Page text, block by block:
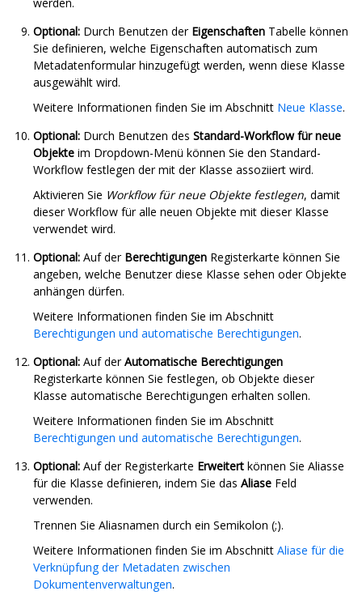
werden.
Optional: Durch Benutzen der Eigenschaften Tabelle können
Sie definieren, welche Eigenschaften automatisch zum
Metadatenformular hinzugefügt werden, wenn diese Klasse
ausgewählt wird.
Weitere Informationen finden Sie im Abschnitt Neue Klasse.
Optional: Durch Benutzen des Standard-Workflow für neue
Objekte im Dropdown-Menü können Sie den Standard-
Workflow festlegen der mit der Klasse assoziiert wird.
Aktivieren Sie Workflow für neue Objekte festlegen, damit
dieser Workflow für alle neuen Objekte mit dieser Klasse
verwendet wird.
Optional: Auf der Berechtigungen Registerkarte können Sie
angeben, welche Benutzer diese Klasse sehen oder Objekte
anhängen dürfen.
Weitere Informationen finden Sie im Abschnitt
Berechtigungen und automatische Berechtigungen.
Optional: Auf derAutomatische Berechtigungen
Registerkarte können Sie festlegen, ob Objekte dieser
Klasse automatische Berechtigungen erhalten sollen.
Weitere Informationen finden Sie im Abschnitt
Berechtigungen und automatische Berechtigungen.
Optional: Auf der Registerkarte Erweitert können Sie Aliasse
für die Klasse definieren, indem Sie das Aliase Feld
verwenden.
Trennen Sie Aliasnamen durch ein Semikolon (;).
Weitere Informationen finden Sie im Abschnitt Aliase für die
Verknüpfung der Metadaten zwischen
Dokumentenverwaltungen.